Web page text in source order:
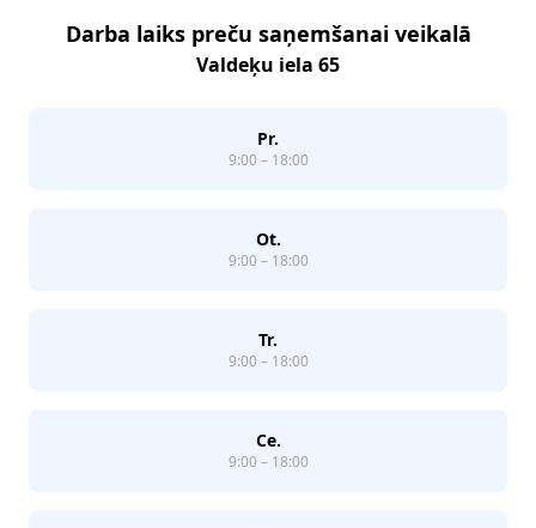
Darba laiks preču saņemšanai veikalā
Valdeķu iela 65
Pr.
9:00 – 18:00
Ot.
9:00 – 18:00
Tr.
9:00 – 18:00
Ce.
9:00 – 18:00